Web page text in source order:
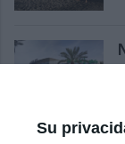
Su